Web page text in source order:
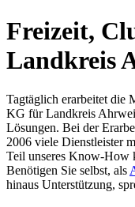
Freizeit,
Landkreis
Tagtäglich erarbeitet die
KG für Landkreis
Lösungen. Bei der
2006 viele Dienstleister
Teil unseres Know-How
Benötigen Sie selbst, als
hinaus Unterstützung,